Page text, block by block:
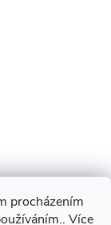
procházením
Více